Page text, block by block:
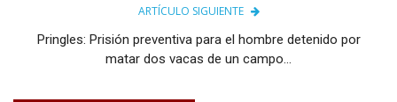
ARTÍCULO SIGUIENTE
Pringles: Prisión preventiva para el hombre detenido por
matar dos vacas de un campo...